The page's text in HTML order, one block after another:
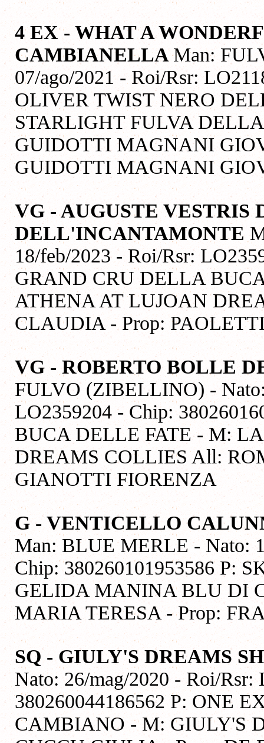
4 EX- WHAT A
CAMBIANELLAMan:
07/ago/2021 - Roi/Rsr:
OLIVER TWIST NERO
STARLIGHT FULVA
GUIDOTTI MAGNANI
GUIDOTTI MAGNANI
VG - AUGUSTE
DELL'INCANTAMONTE
18/feb/2023 - Roi/Rsr:
GRAND CRU DELLA
ATHENA AT LUJOAN
CLAUDIA - Prop:
VG - ROBERTO BOLLE
FULVO (ZIBELLINO) -
LO2359204 - Chip:
BUCA DELLE FATE - M:
DREAMS COLLIES All:
GIANOTTI FIORENZA
G - VENTICELLO
Man: BLUE MERLE - Nato:
Chip: 380260101953586 P:
GELIDA MANINA BLU DI
MARIA TERESA - Prop:
SQ - GIULY'S DREAMS
Nato: 26/mag/2020 - Roi/Rsr:
380260044186562 P: ONE
CAMBIANO - M: GIULY'S